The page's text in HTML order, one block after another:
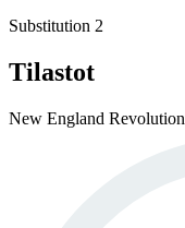
Substitution 2
Tilastot
New England Revolution